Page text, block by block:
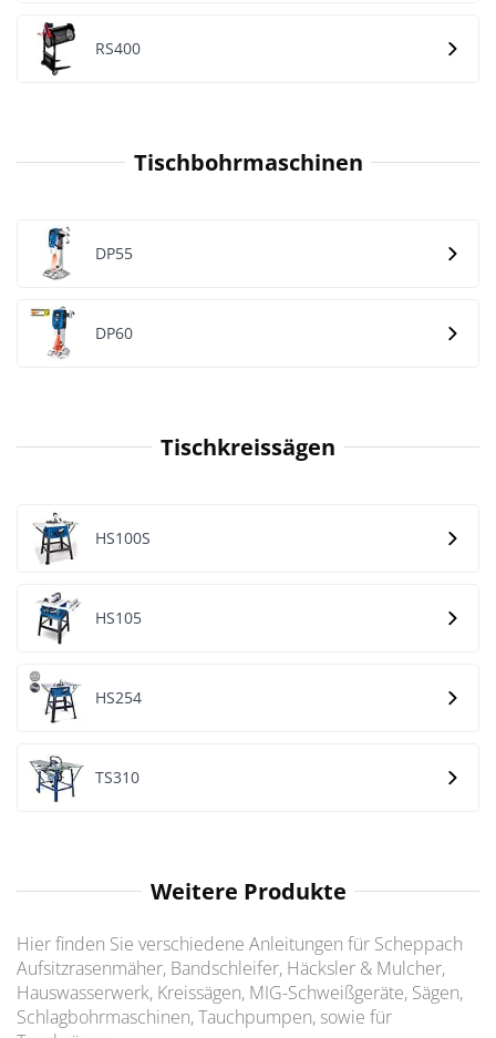
RS400
Tischbohrmaschinen
DP55
DP60
Tischkreissägen
HS100S
HS105
HS254
TS310
Weitere Produkte
Hier finden Sie verschiedene Anleitungen für Scheppach
Aufsitzrasenmäher, Bandschleifer, Häcksler & Mulcher,
Hauswasserwerk, Kreissägen, MIG-Schweißgeräte, Sägen,
Schlagbohrmaschinen, Tauchpumpen, sowie für